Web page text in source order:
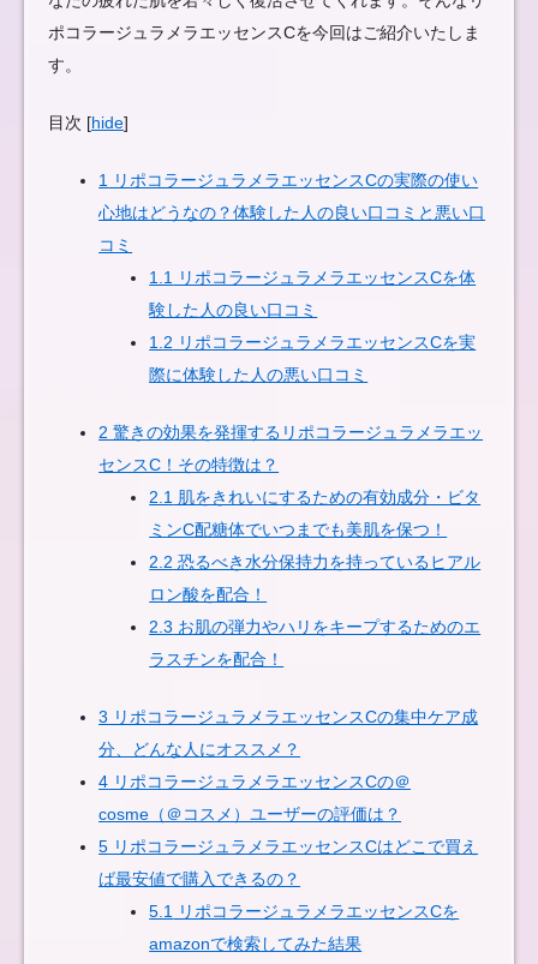
ポコラージュラメラエッセンスCを今回はご紹介いたしま
す。
目次 [hide]
1
リポコラージュラメラエッセンスCの実際の使い
心地はどうなの？体験した人の良い口コミと悪い口
コミ
1.1
リポコラージュラメラエッセンスCを体
験した人の良い口コミ
1.2 リポコラージュラメラエッセンスCを実
際に体験した人の悪い口コミ
2 驚きの効果を発揮するリポコラージュラメラエッ
センスC！その特徴は？
2.1 肌をきれいにするための有効成分・ビタ
ミンC配糖体でいつまでも美肌を保つ！
2.2 恐るべき水分保持力を持っているヒアル
ロン酸を配合！
2.3 お肌の弾力やハリをキープするためのエ
ラスチンを配合！
3 リポコラージュラメラエッセンスCの集中ケア成
分、どんな人にオススメ？
4 リポコラージュラメラエッセンスCの＠
cosme（＠コスメ）ユーザーの評価は？
5 リポコラージュラメラエッセンスCはどこで買え
ば最安値で購入できるの？
5.1
リポコラージュラメラエッセンスCを
amazonで検索してみた結果